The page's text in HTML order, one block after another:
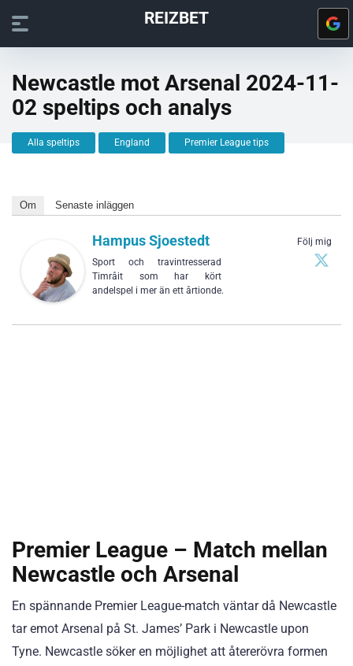
REIZBET
Newcastle mot Arsenal 2024-11-
02 speltips och analys
Alla speltips England Premier League tips
Om Senaste inläggen
Följ mig
Hampus Sjoestedt
Sport och travintresserad
Timråit som har kört
andelspel i mer än ett årtionde.
Premier League – Match mellan
Newcastle och Arsenal
En spännande Premier League-match väntar då Newcastle
tar emot Arsenal på St. James’ Park i Newcastle upon
Tyne. Newcastle söker en möjlighet att återerövra formen